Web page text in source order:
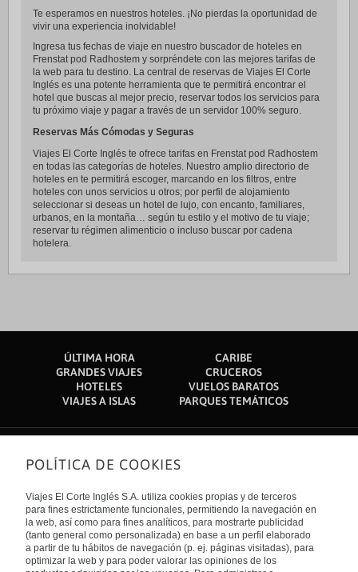
Te esperamos en nuestros hoteles. ¡No pierdas la oportunidad de
vivir una experiencia inolvidable!
Ingresa tus fechas de viaje en nuestro buscador de hoteles en
Frenstat pod Radhostem y sorpréndete con las mejores tarifas de
la web para tu destino. La central de reservas de Viajes El Corte
Inglés es una potente herramienta que te permitirá encontrar el
hotel que buscas al mejor precio, reservar todos los servicios para
tu próximo viaje y pagar a través de un servidor 100% seguro.
Reservas Más Cómodas y Seguras
Viajes El Corte Inglés te ofrece tarifas en Frenstat pod Radhostem
en todas las categorías de hoteles. Nuestro amplio directorio de
hoteles en te permitirá escoger, marcando en los filtros, entre
hoteles con unos servicios u otros; por perfil de alojamiento
seleccionar si deseas un hotel de lujo, con encanto, familiares,
urbanos, en la montaña… según tu estilo y el motivo de tu viaje;
reservar tu régimen alimenticio o incluso buscar por cadena
hotelera.
ÚLTIMA HORA
CARIBE
GRANDES VIAJES
CRUCEROS
HOTELES
VUELOS BARATOS
VIAJES A ISLAS
PARQUES TEMÁTICOS
Sobre nosotros
Quiénes somos
Financiación
Sostenibilidad
Turismo accesible
Tarjeta El Corte Inglés
Trabaja con nosotros
El Corte Inglés
Enlaces de interés
Guías de viaje
Catálogos
Auto check-in
Internacional
POLÍTICA DE COOKIES
Viajes El Corte Inglés S.A. utiliza cookies propias y de terceros
para fines estrictamente funcionales, permitiendo la navegación en
la web, así como para fines analíticos, para mostrarte publicidad
(tanto general como personalizada) en base a un perfil elaborado
a partir de tu hábitos de navegación (p. ej. páginas visitadas), para
optimizar la web y para poder valorar las opiniones de los